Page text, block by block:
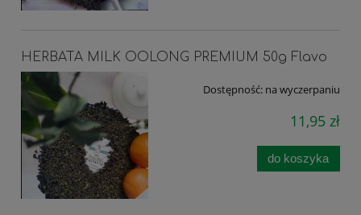
HERBATA MILK OOLONG PREMIUM 50g Flavo
Dostępność: na wyczerpaniu
11,95 zł
do koszyka